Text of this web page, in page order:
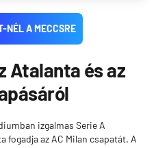
NÉL A MECCSRE
Atalanta és az
izgalmas Serie A
fogadja az AC Milan csapatát. A